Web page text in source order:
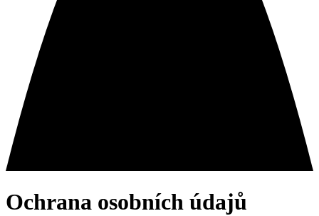
Ochrana osobních údajů